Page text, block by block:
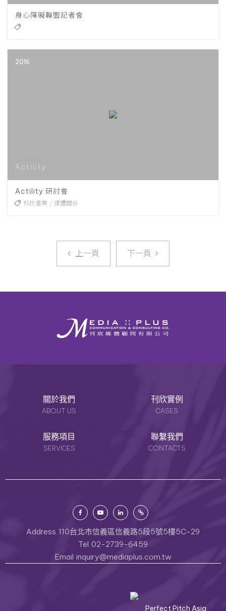
身心障礙聯盟記者會
2016
Actility
Actility 研討會
科技產業 媒體關係
上一頁上一頁 下一頁
關於我們
ABOUT US
刊欣實例
CASES
服務項目
SERVICES
聯繫我們
CONTACTS
Address 110台北市信義區信義路5段5號5樓5C-29
Tel 02-2739-6459
Email inquiry@mediaplus.com.tw
Perfect Pitch Asia